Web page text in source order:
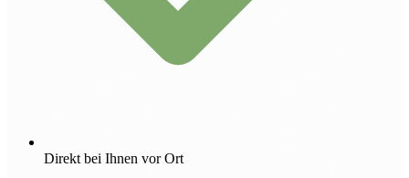
Direkt bei Ihnen vor Ort